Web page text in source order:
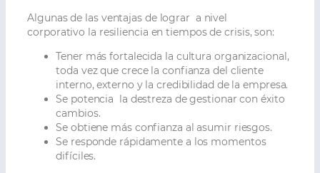
Algunas de las ventajas de lograr a nivel
corporativo la resiliencia en tiempos de crisis, son:
Tener más fortalecida la cultura organizacional,
toda vez que crece la confianza del cliente
interno, externo y la credibilidad de la empresa.
Se potencia la destreza de gestionar con éxito
cambios.
Se obtiene más confianza al asumir riesgos.
Se responde rápidamente a los momentos
difíciles.